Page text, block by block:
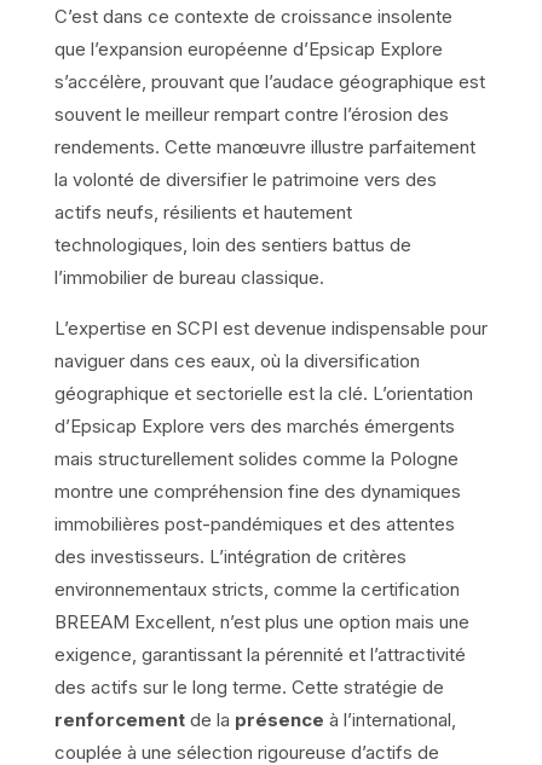
C’est dans ce contexte de croissance insolente
que l’expansion européenne d’Epsicap Explore
s’accélère, prouvant que l’audace géographique est
souvent le meilleur rempart contre l’érosion des
rendements. Cette manœuvre illustre parfaitement
la volonté de diversifier le patrimoine vers des
actifs neufs, résilients et hautement
technologiques, loin des sentiers battus de
l’immobilier de bureau classique.
L’expertise en SCPI est devenue indispensable pour
naviguer dans ces eaux, où la diversification
géographique et sectorielle est la clé. L’orientation
d’Epsicap Explore vers des marchés émergents
mais structurellement solides comme la Pologne
montre une compréhension fine des dynamiques
immobilières post-pandémiques et des attentes
des investisseurs. L’intégration de critères
environnementaux stricts, comme la certification
BREEAM Excellent, n’est plus une option mais une
exigence, garantissant la pérennité et l’attractivité
des actifs sur le long terme. Cette stratégie de
renforcementde la présence à l’international,
couplée à une sélection rigoureuse d’actifs de